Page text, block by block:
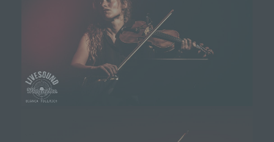
wurde. Dies ermöglicht es den besuchten
Internetseiten und Servern, den individuellen
Browser der betroffenen Person von anderen
Internetbrowsern, die andere Cookies enthalten,
zu unterscheiden. Ein bestimmter Internetbrowser
kann über die eindeutige Cookie-ID wiedererkannt
und identifiziert werden.
Durch den Einsatz von Cookies kann den Nutzern